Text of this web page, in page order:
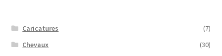
Caricatures
(7)
Chevaux
(30)